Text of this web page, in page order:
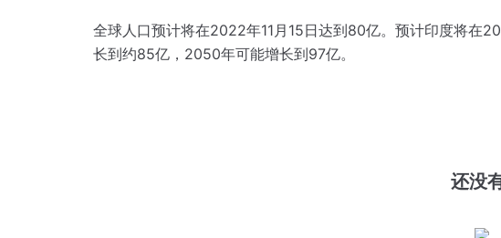
全球人口预计将在2022年11月15日达到80亿。 预计印度将在
长到约85亿，2050年可能增长到97亿。
还没